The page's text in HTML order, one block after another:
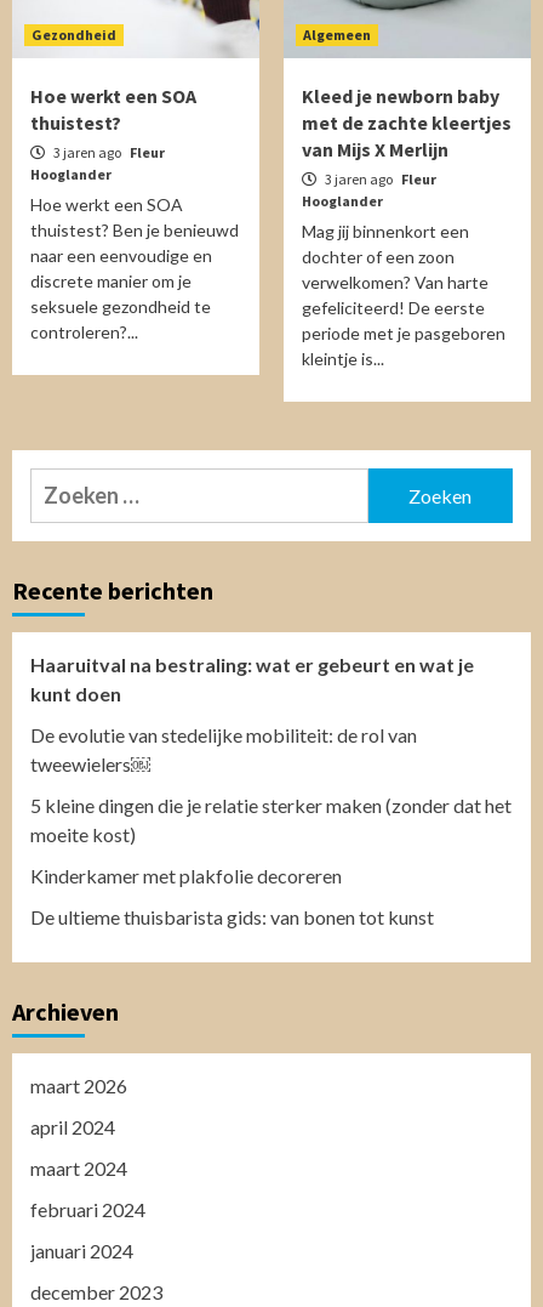
Gezondheid
Hoe werkt een SOA
thuistest?
3 jaren ago Fleur
Hooglander
Hoe werkt een SOA
thuistest? Ben je benieuwd
naar een eenvoudige en
discrete manier om je
seksuele gezondheid te
controleren?...
Algemeen
Kleed je newborn baby
met de zachte kleertjes
van Mijs X Merlijn
3 jaren ago Fleur
Hooglander
Mag jij binnenkort een
dochter of een zoon
verwelkomen? Van harte
gefeliciteerd! De eerste
periode met je pasgeboren
kleintje is...
Zoeken
naar:
Recente berichten
Haaruitval na bestraling: wat er gebeurt en wat je
kunt doen
De evolutie van stedelijke mobiliteit: de rol van
tweewielers￼
5 kleine dingen die je relatie sterker maken (zonder dat het
moeite kost)
Kinderkamer met plakfolie decoreren
De ultieme thuisbarista gids: van bonen tot kunst
Archieven
maart 2026
april 2024
maart 2024
februari 2024
januari 2024
december 2023